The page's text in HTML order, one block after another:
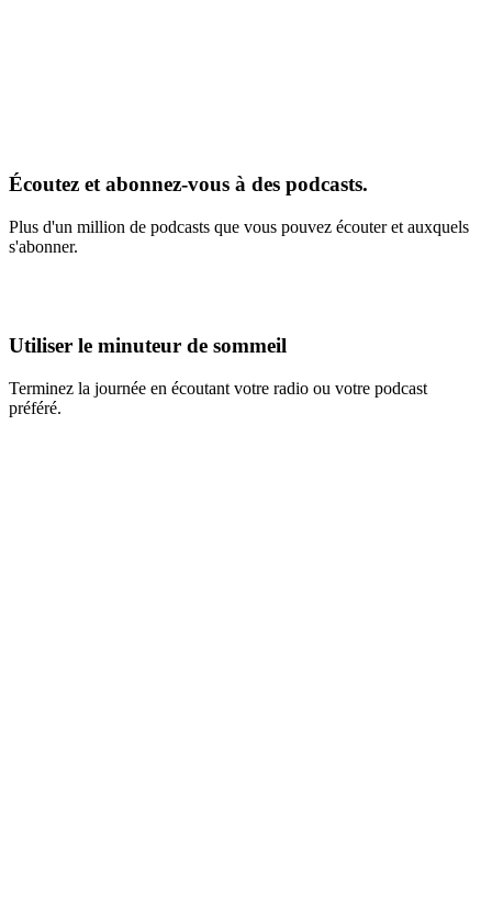
Écoutez et abonnez-vous à des podcasts.
Plus d'un million de podcasts que vous pouvez écouter et auxquels
s'abonner.
Utiliser le minuteur de sommeil
Terminez la journée en écoutant votre radio ou votre podcast
préféré.